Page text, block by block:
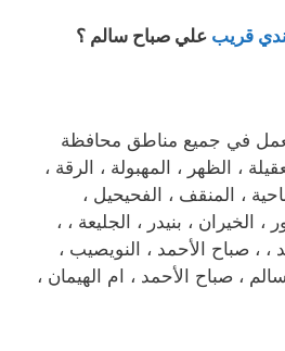
قريب علي صباح سالم ؟
في جميع مناطق محافظة
، الظهر ، المهبولة ، الرقة ،
، المنقف ، الفحيحيل ،
، الخيران ، بنيدر ، الجليعة ، ،
، ، صباح الأحمد ، النويصيب ،
، صباح الأحمد ، ام الهيمان ،